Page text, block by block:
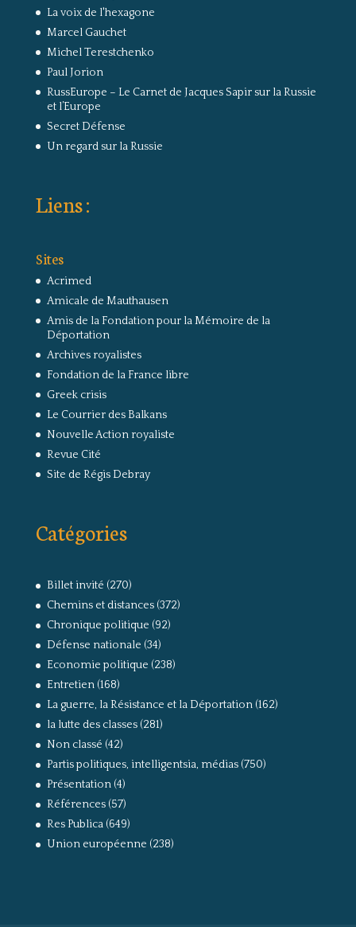
La voix de l'hexagone
Marcel Gauchet
Michel Terestchenko
Paul Jorion
RussEurope – Le Carnet de Jacques Sapir sur la Russie
et l’Europe
Secret Défense
Un regard sur la Russie
Liens :
Sites
Acrimed
Amicale de Mauthausen
Amis de la Fondation pour la Mémoire de la
Déportation
Archives royalistes
Fondation de la France libre
Greek crisis
Le Courrier des Balkans
Nouvelle Action royaliste
Revue Cité
Site de Régis Debray
Catégories
Billet invité (270)
Chemins et distances(372)
Chronique politique (92)
Défense nationale (34)
Economie politique (238)
Entretien(168)
La guerre, la Résistance et la Déportation(162)
la lutte des classes(281)
Non classé (42)
Partis politiques, intelligentsia, médias(750)
Présentation(4)
Références(57)
Res Publica(649)
Union européenne (238)